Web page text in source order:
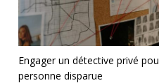
Engager un détective privé
personne disparue